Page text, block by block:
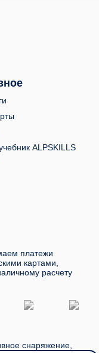
ALPSKILLS
платежи
картами,
расчету
снаряжение,